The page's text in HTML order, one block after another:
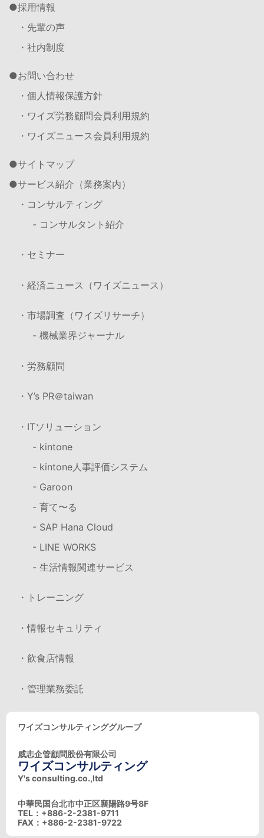
採用情報
・先輩の声
・社内制度
お問い合わせ
・個人情報保護方針
・ワイズ労務顧問会員利用規約
・ワイズニュース会員利用規約
サイトマップ
サービス紹介（業務案内）
・コンサルティング
- コンサルタント紹介
・セミナー
・経済ニュース（ワイズニュース）
・市場調査（ワイズリサーチ）
- 機械業界ジャーナル
・労務顧問
・Y’s PR＠taiwan
・ITソリューション
- kintone
- kintone人事評価システム
- Garoon
- 育て〜る
- SAP Hana Cloud
- LINE WORKS
- 生活情報関連サービス
・トレーニング
・情報セキュリティ
・飲食店情報
・管理業務委託
ワイズコンサルティンググループ
威志企管顧問股份有限公司
ワイズコンサルティング
Y's consulting.co.,ltd
中華民国台北市中正区襄陽路9号8F
TEL：+886-2-2381-9711
FAX：+886-2-2381-9722